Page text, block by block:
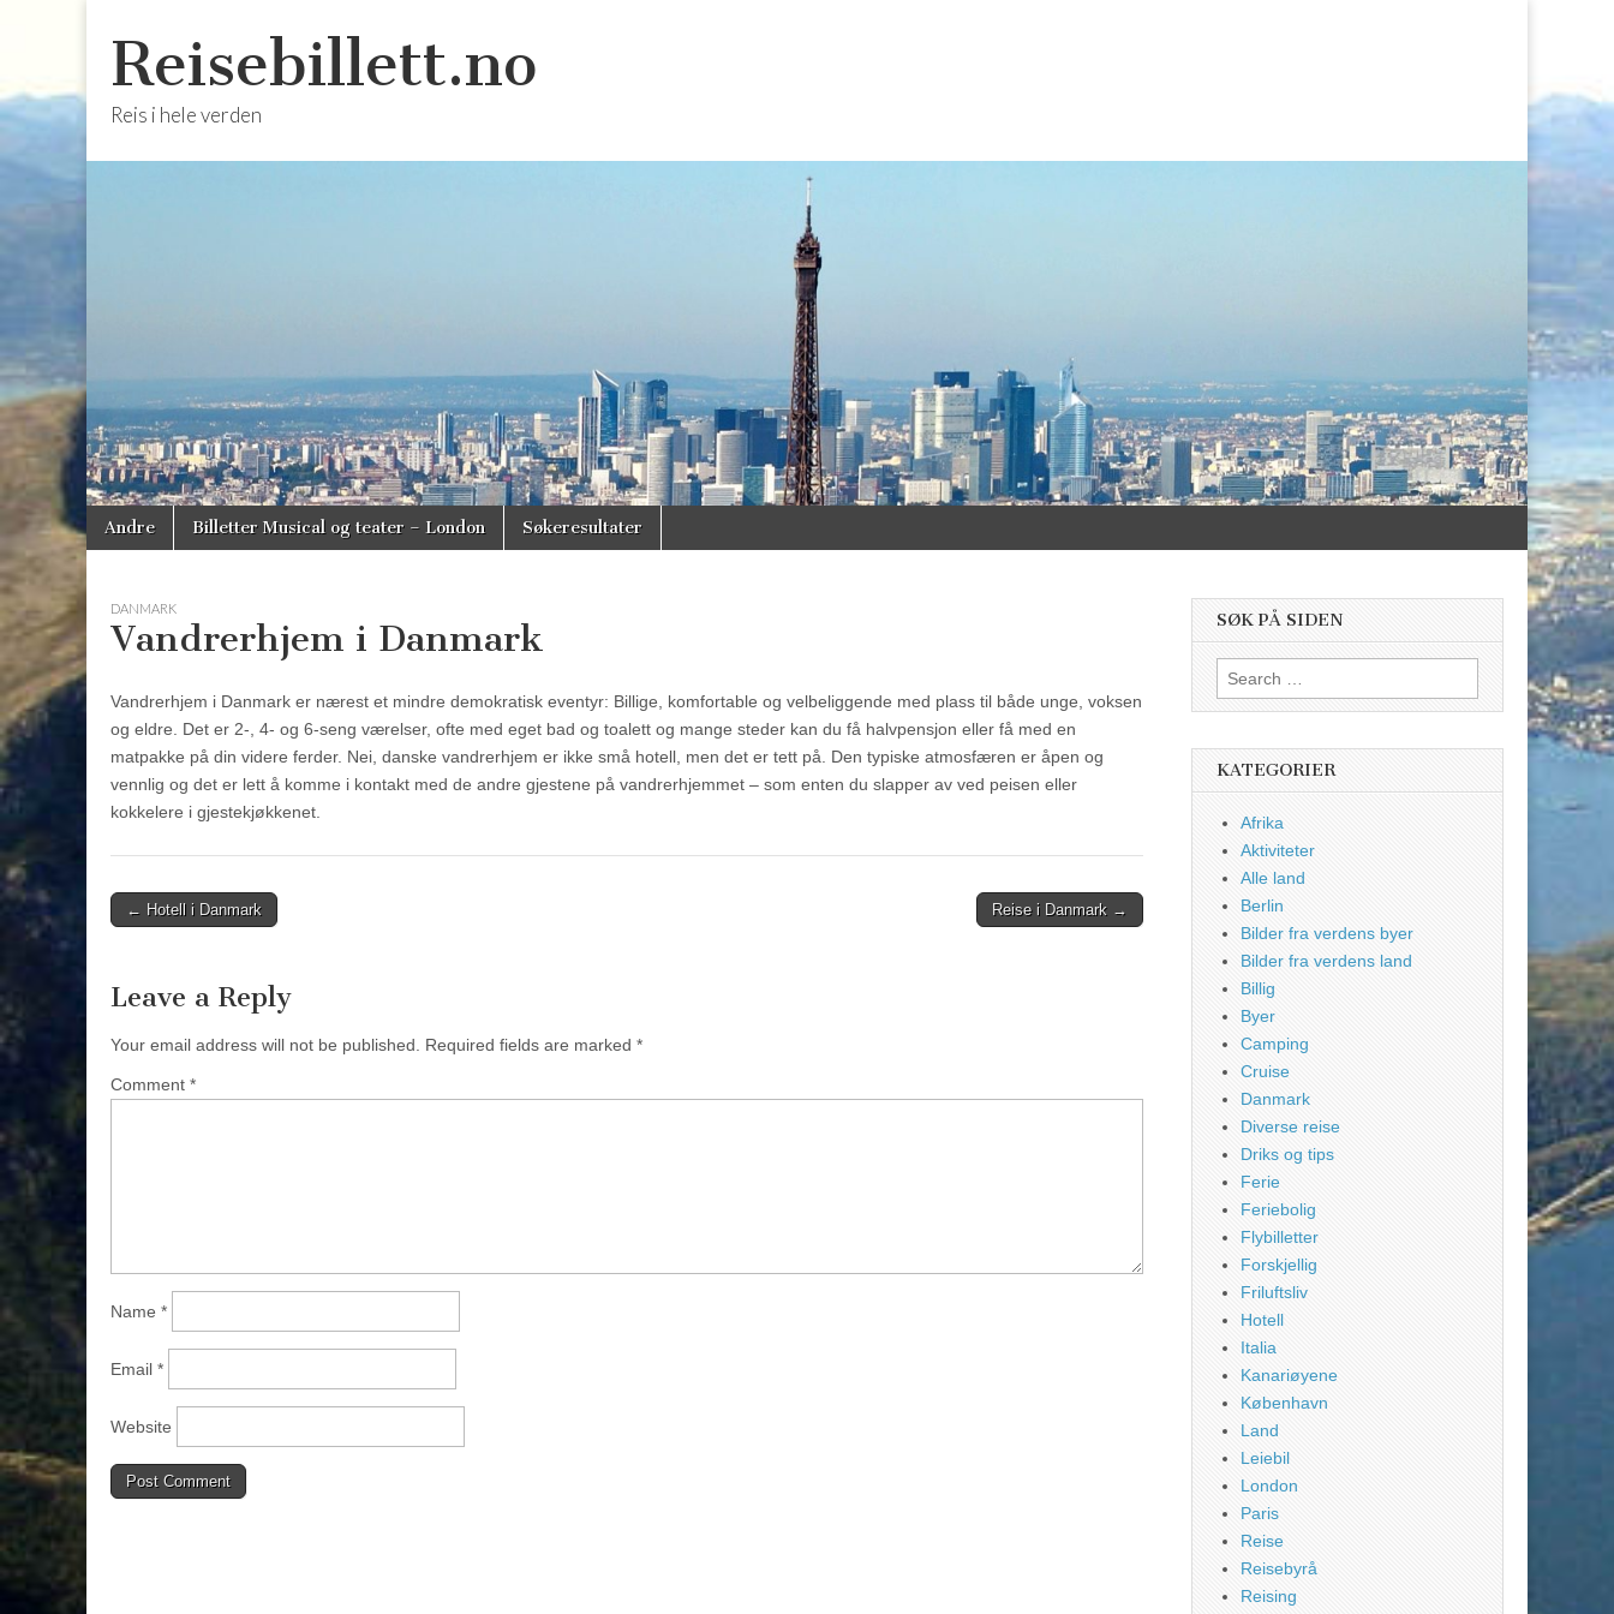
Reisebillett.no
Reis i hele verden
Main
menu
Skip
to
content
Andre Billetter Musical og teater – London Søkeresultater
DANMARK
Vandrerhjem i Danmark
Vandrerhjem i Danmark er nærest et mindre demokratisk eventyr: Billige, komfortable og velbeliggende med plass til både unge, voksen
og eldre. Det er 2-, 4- og 6-seng værelser, ofte med eget bad og toalett og mange steder kan du få halvpensjon eller få med en
matpakke på din videre ferder. Nei, danske vandrerhjem er ikke små hotell, men det er tett på. Den typiske atmosfæren er åpen og
vennlig og det er lett å komme i kontakt med de andre gjestene på vandrerhjemmet – som enten du slapper av ved peisen eller
kokkelere i gjestekjøkkenet.
Post
← Hotell i Danmark Reise i Danmark →
Leave a Reply
Your email address will not be published. Required fields are marked *
Comment *
Name *
Email *
Website
SØK PÅ SIDEN
Search
for:
KATEGORIER
Afrika
Aktiviteter
Alle land
Berlin
Bilder fra verdens byer
Bilder fra verdens land
Billig
Byer
Camping
Cruise
Danmark
Diverse reise
Driks og tips
Ferie
Feriebolig
Flybilletter
Forskjellig
Friluftsliv
Hotell
Italia
Kanariøyene
København
Land
Leiebil
London
Paris
Reise
Reisebyrå
Reising